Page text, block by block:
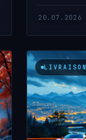
20.07.2026
LIVRAISON